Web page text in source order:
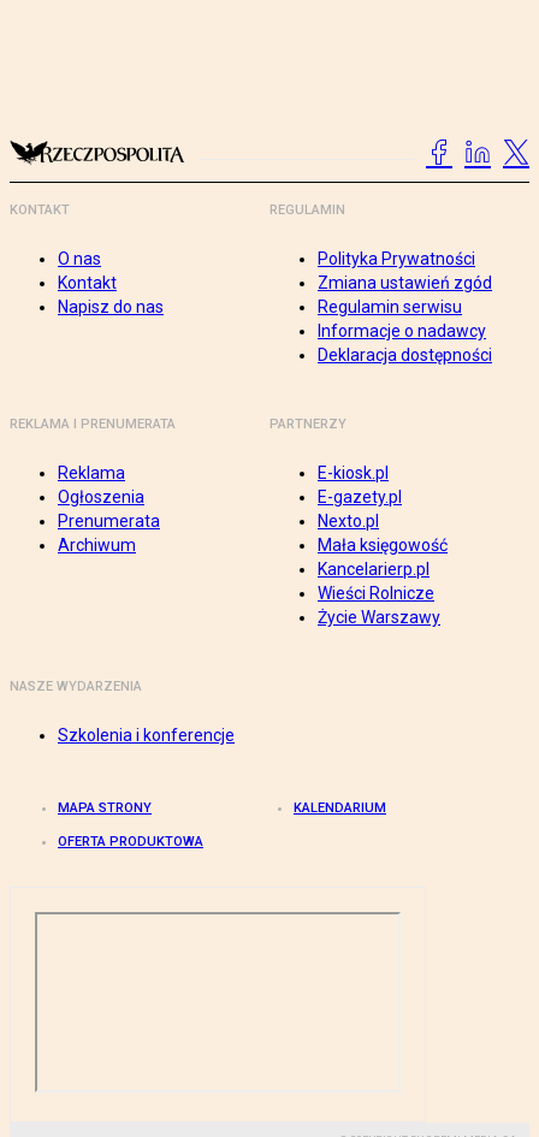
KONTAKT
O nas
Kontakt
Napisz do nas
REGULAMIN
Polityka Prywatności
Zmiana ustawień zgód
Regulamin serwisu
Informacje o nadawcy
Deklaracja dostępności
REKLAMA I PRENUMERATA
Reklama
Ogłoszenia
Prenumerata
Archiwum
PARTNERZY
E-kiosk.pl
E-gazety.pl
Nexto.pl
Mała księgowość
Kancelarierp.pl
Wieści Rolnicze
Życie Warszawy
NASZE WYDARZENIA
Szkolenia i konferencje
MAPA STRONY KALENDARIUM
OFERTA PRODUKTOWA